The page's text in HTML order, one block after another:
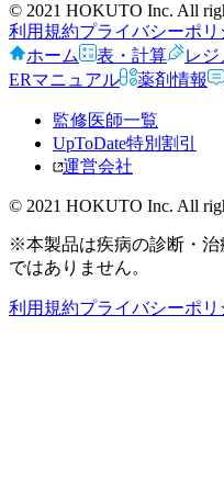
© 2021 HOKUTO Inc. All
利用規約プライバシーポリ
ホーム
表・計算 レジ
ERマニュアル
薬剤情報
監修医師一覧
UpToDate特別割引
運営会社
© 2021 HOKUTO Inc. All
※本製品は疾病の診断・治
ではありません。
利用規約プライバシーポリ